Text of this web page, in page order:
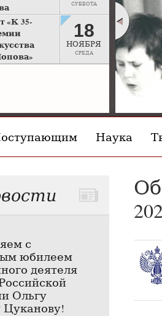
зал
СУББОТА
«К 35-
18
НОЯБРЯ
СРЕДА
Наука
с
юбилеем
деятеля
Ольгу
Цуканову!